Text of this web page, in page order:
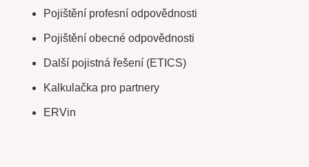
Pojištění profesní odpovědnosti
Pojištění obecné odpovědnosti
Další pojistná řešení (ETICS)
Kalkulačka pro partnery
ERVin